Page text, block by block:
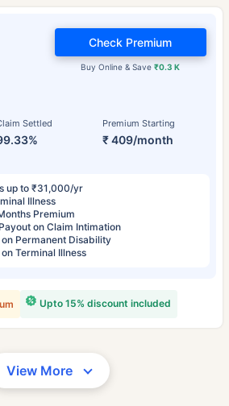
Settled Premium Starting
₹ 409/month
Buy Online & Save₹0.3 K
Check Premium
up to ₹31,000/yr
Illness
Premium
on Claim Intimation
Permanent Disability
Terminal Illness
Upto 15% discount included
View More